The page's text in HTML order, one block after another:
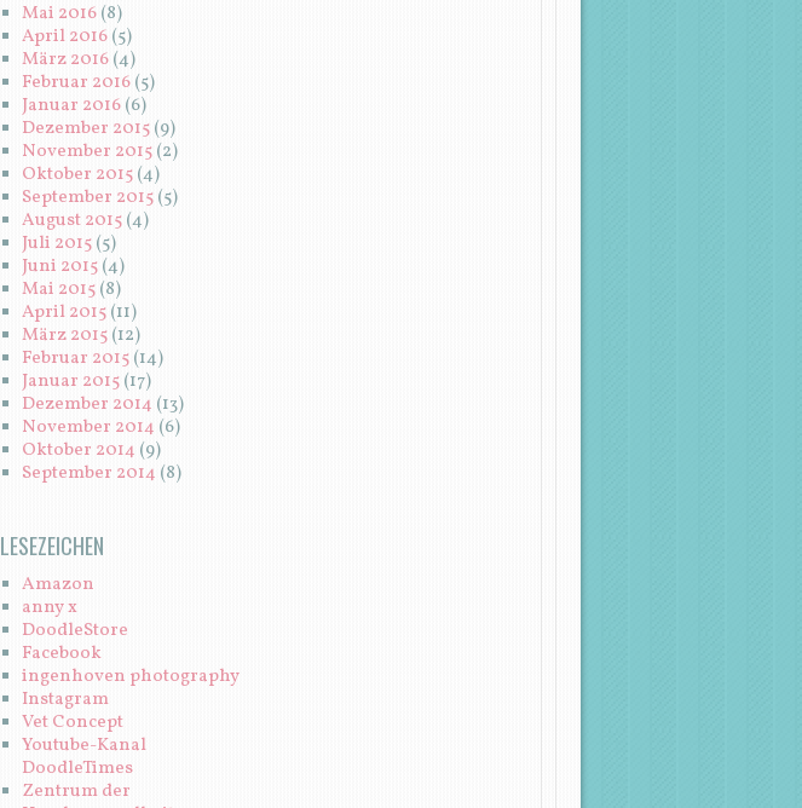
Mai 2016(8)
April 2016(5)
März 2016(4)
Februar 2016(5)
Januar 2016(6)
Dezember 2015(9)
November 2015(2)
Oktober 2015(4)
September 2015(5)
August 2015(4)
Juli 2015(5)
Juni 2015(4)
Mai 2015(8)
April 2015(11)
März 2015(12)
Februar 2015(14)
Januar 2015(17)
Dezember 2014 (13)
November 2014 (6)
Oktober 2014 (9)
September 2014 (8)
LESEZEICHEN
Amazon
anny x
DoodleStore
Facebook
ingenhoven photography
Instagram
Vet Concept
Youtube-Kanal
DoodleTimes
Zentrum der